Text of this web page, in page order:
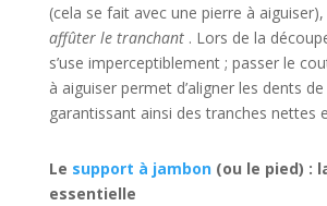
(cela se fait avec une pierre à
affûter le tranchant . Lors de la
s’use imperceptiblement ; passer le
à aiguiser permet d’aligner les dents
garantissant ainsi des tranches nettes
Le support à jambon (ou le pied) :
essentielle